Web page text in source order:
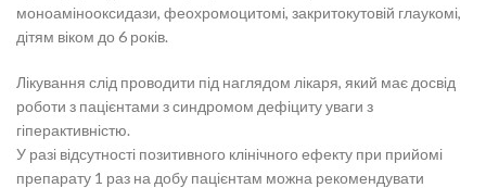
моноамінооксидази, феохромоцитомі, закритокутовій глаукомі,
дітям віком до 6 років.
Лікування слід проводити під наглядом лікаря, який має досвід
роботи з пацієнтами з синдромом дефіциту уваги з
гіперактивністю.
У разі відсутності позитивного клінічного ефекту при прийомі
препарату 1 раз на добу пацієнтам можна рекомендувати